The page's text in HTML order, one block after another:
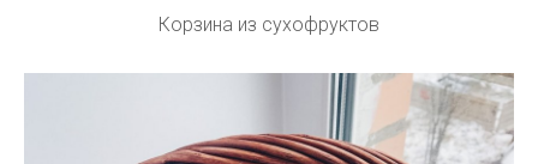
Корзина из сухофруктов